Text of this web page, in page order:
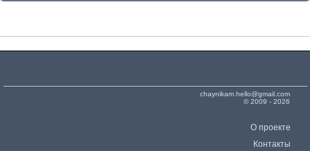
chaynikam.hello@gmail.com
© 2009 - 2026
О проекте
Контакты